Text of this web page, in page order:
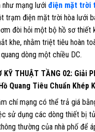
như mạng lưới điện mặt trời
trạm điện mặt trời hòa lưới
đòi hỏi một bộ hồ sơ thiết
khe, nhằm triệt tiêu hoàn
dòng một chiều DC.
KỸ THUẬT TẦNG 02: Giải
Quang Tiêu Chuẩn Khép
chí mạng có thể trả giá
sử dụng các dòng thiết bị
thường của nhà phố để